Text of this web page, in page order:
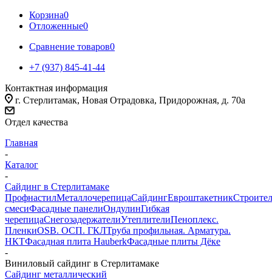
Корзина0
Отложенные0
Сравнение товаров0
+7 (937) 845-41-44
Контактная информация
г. Стерлитамак, Новая Отрадовка, Придорожная, д. 70а
Отдел качества
Главная
-
Каталог
-
Сайдинг в Стерлитамаке
ПрофнастилМеталлочерепицаСайдингЕвроштакетник
смесиФасадные панелиОндулинГибкая
черепицаСнегозадержателиУтеплителиПеноплекс.
ПленкиOSB. ОСП. ГКЛТруба профильная. Арматура.
НКТФасадная плита HauberkФасадные плиты Дёке
-
Виниловый сайдинг в Стерлитамаке
Сайдинг металлический